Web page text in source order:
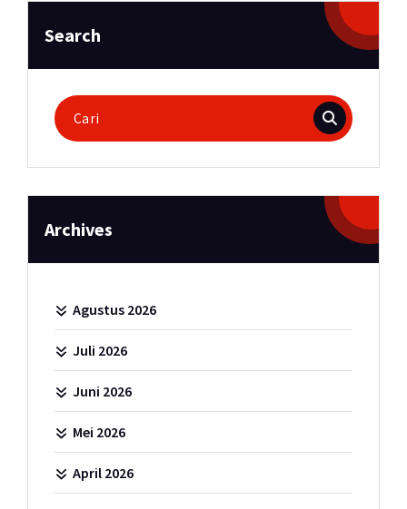
Search
Pencarian
untuk:
Archives
Agustus 2026
Juli 2026
Juni 2026
Mei 2026
April 2026